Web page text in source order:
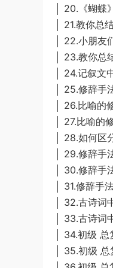
│ 20.《蝴
│ 21.教你总
│ 22.小朋
│ 23.教你
│ 24.记叙
│ 25.修辞
│ 26.比喻的
│ 27.比喻的
│ 28.如何区
│ 29.修辞
│ 30.修辞
│ 31.修辞
│ 32.古诗
│ 33.古诗
│ 34.初级
│ 35.初级